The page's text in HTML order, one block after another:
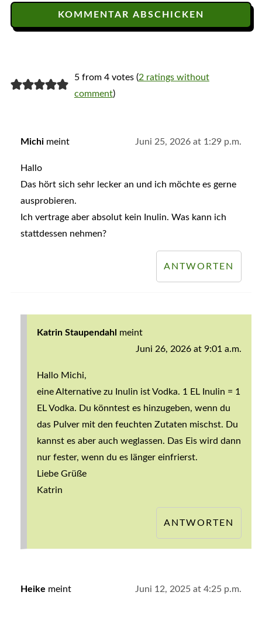
5 from 4 votes (2 ratings without
comment)
Michi meint Juni 25, 2026 at 1:29 p.m.
Hallo
Das hört sich sehr lecker an und ich möchte es gerne
ausprobieren.
Ich vertrage aber absolut kein Inulin. Was kann ich
stattdessen nehmen?
ANTWORTEN
Katrin Staupendahl meint
Juni 26, 2026 at 9:01 a.m.
Hallo Michi,
eine Alternative zu Inulin ist Vodka. 1 EL Inulin = 1
EL Vodka. Du könntest es hinzugeben, wenn du
das Pulver mit den feuchten Zutaten mischst. Du
kannst es aber auch weglassen. Das Eis wird dann
nur fester, wenn du es länger einfrierst.
Liebe Grüße
Katrin
ANTWORTEN
Heike meint Juni 12, 2025 at 4:25 p.m.